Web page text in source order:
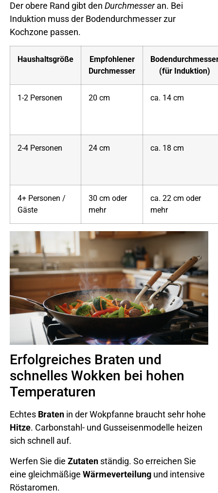
Der obere Rand gibt den Durchmesseran. Bei
Induktion muss der Bodendurchmesser zur
Kochzone passen.
Haushaltsgröße
Empfohlener
Durchmesser
(für Induktion)
1-2 Personen 20 cm ca. 14 cm
2-4 Personen 24 cm ca. 18 cm
4+ Personen /
Gäste
30 cm oder
mehr
ca. 22 cm oder
mehr
Erfolgreiches Braten und
schnelles Wokken bei hohen
Temperaturen
Echtes Braten in der Wokpfanne braucht sehr hohe
Hitze. Carbonstahl- und Gusseisenmodelle heizen
sich schnell auf.
Werfen Sie die Zutaten ständig. So erreichen Sie
eine gleichmäßige Wärmeverteilung und intensive
Röstaromen.